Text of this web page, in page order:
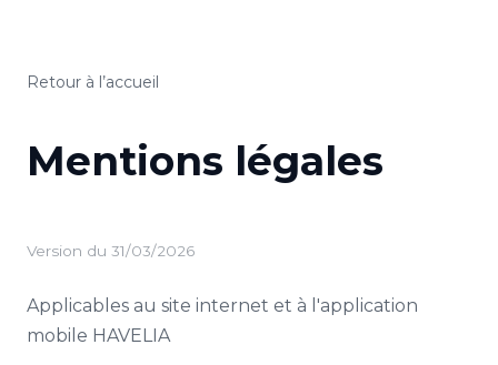
Retour à l’accueil
Mentions légales
Version du 31/03/2026
Applicables au site internet et à l'application
mobile HAVELIA